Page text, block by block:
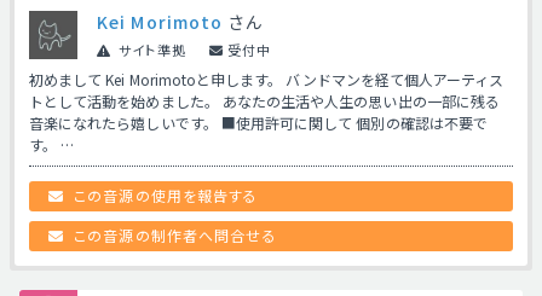
Kei Morimoto さん
サイト準拠 受付中
初めまして Kei Morimotoと申します。 バンドマンを経て個人アーティス
トとして活動を始めました。 あなたの生活や人生の思い出の一部に残る
音楽になれたら嬉しいです。 ■使用許可に関して 個別の確認は不要で
す。 …
この音源の使用を報告する
この音源の制作者へ問合せる